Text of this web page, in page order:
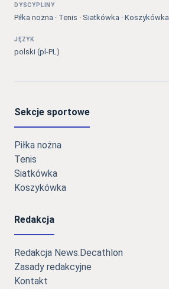
DYSCYPLINY
Piłka nożna · Tenis · Siatkówka · Koszykówka
JĘZYK
polski (pl-PL)
Sekcje sportowe
Piłka nożna
Tenis
Siatkówka
Koszykówka
Redakcja
Redakcja News.Decathlon
Zasady redakcyjne
Kontakt